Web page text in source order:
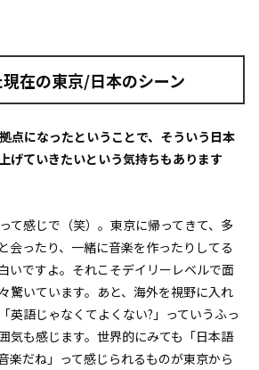
在の東京/日本のシーン
になったということで、そういう日本
げていきたいという気持ちもあります
て感じで（笑）。東京に帰ってきて、多
会ったり、一緒に音楽を作ったりしてる
いですよ。それこそデイリーレベルで面
驚いています。あと、海外を視野に入れ
英語じゃなくてよくない?」っていうふっ
気も感じます。世界的にみても「日本語
楽だね」って感じられるものが東京から